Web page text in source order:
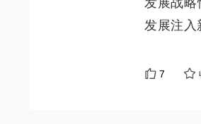
发展战略
发展注入
7